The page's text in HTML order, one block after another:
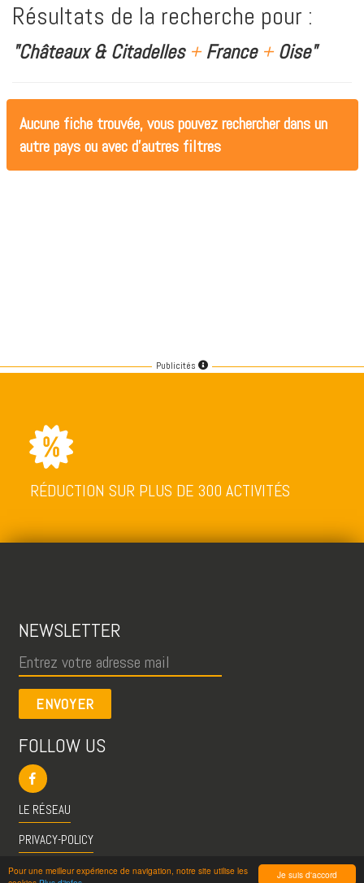
Je suis d'accord
Pour une meilleur expérience de navigation, notre site utilise les
Résultats de la recherche pour :
"Châteaux & Citadelles +France +Oise"
Aucune fiche trouvée, vous pouvez rechercher dans un
autre pays ou avec d'autres filtres
Publicités
RÉDUCTION SUR PLUS DE 300 ACTIVITÉS
NEWSLETTER
ENVOYER
FOLLOW US
LE RÉSEAU
PRIVACY-POLICY
CGU